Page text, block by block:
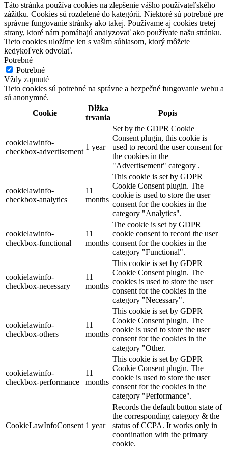
Táto stránka používa cookies na zlepšenie vášho používateľského
zážitku. Cookies sú rozdelené do kategórii. Niektoré sú potrebné pre
správne fungovanie stránky ako takej. Používame aj cookies tretej
strany, ktoré nám pomáhajú analyzovať ako používate našu stránku.
Tieto cookies uložíme len s vašim súhlasom, ktorý môžete
kedykoľvek odvolať.
Potrebné
Potrebné
Vždy zapnuté
Tieto cookies sú potrebné na správne a bezpečné fungovanie webu a
sú anonymné.
Cookie
Dĺžka
trvania
Popis
cookielawinfo-
checkbox-advertisement
1 year
Set by the GDPR Cookie
Consent plugin, this cookie is
used to record the user consent for
the cookies in the
"Advertisement" category .
cookielawinfo-
checkbox-analytics
11
months
This cookie is set by GDPR
Cookie Consent plugin. The
cookie is used to store the user
consent for the cookies in the
category "Analytics".
cookielawinfo-
checkbox-functional
11
months
The cookie is set by GDPR
cookie consent to record the user
consent for the cookies in the
category "Functional".
cookielawinfo-
checkbox-necessary
11
months
This cookie is set by GDPR
Cookie Consent plugin. The
cookies is used to store the user
consent for the cookies in the
category "Necessary".
cookielawinfo-
checkbox-others
11
months
This cookie is set by GDPR
Cookie Consent plugin. The
cookie is used to store the user
consent for the cookies in the
category "Other.
cookielawinfo-
checkbox-performance
11
months
This cookie is set by GDPR
Cookie Consent plugin. The
cookie is used to store the user
consent for the cookies in the
category "Performance".
CookieLawInfoConsent 1 year
Records the default button state of
the corresponding category & the
status of CCPA. It works only in
coordination with the primary
cookie.